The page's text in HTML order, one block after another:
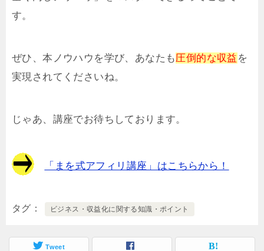
す。
ぜひ、本ノウハウを学び、あなたも圧倒的な収益 を
実現されてくださいね。
じゃあ、講座でお待ちしております。
「まを式アフィリ講座」はこちらから！
タグ ビジネス・収益化に関する知識・ポイント
Tweet